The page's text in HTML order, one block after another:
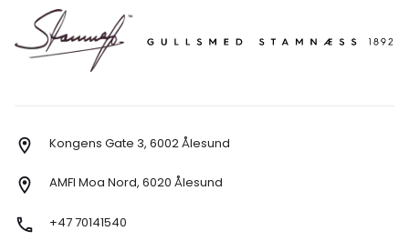
Kongens Gate 3, 6002 Ålesund
AMFI Moa Nord, 6020 Ålesund
+47 70141540